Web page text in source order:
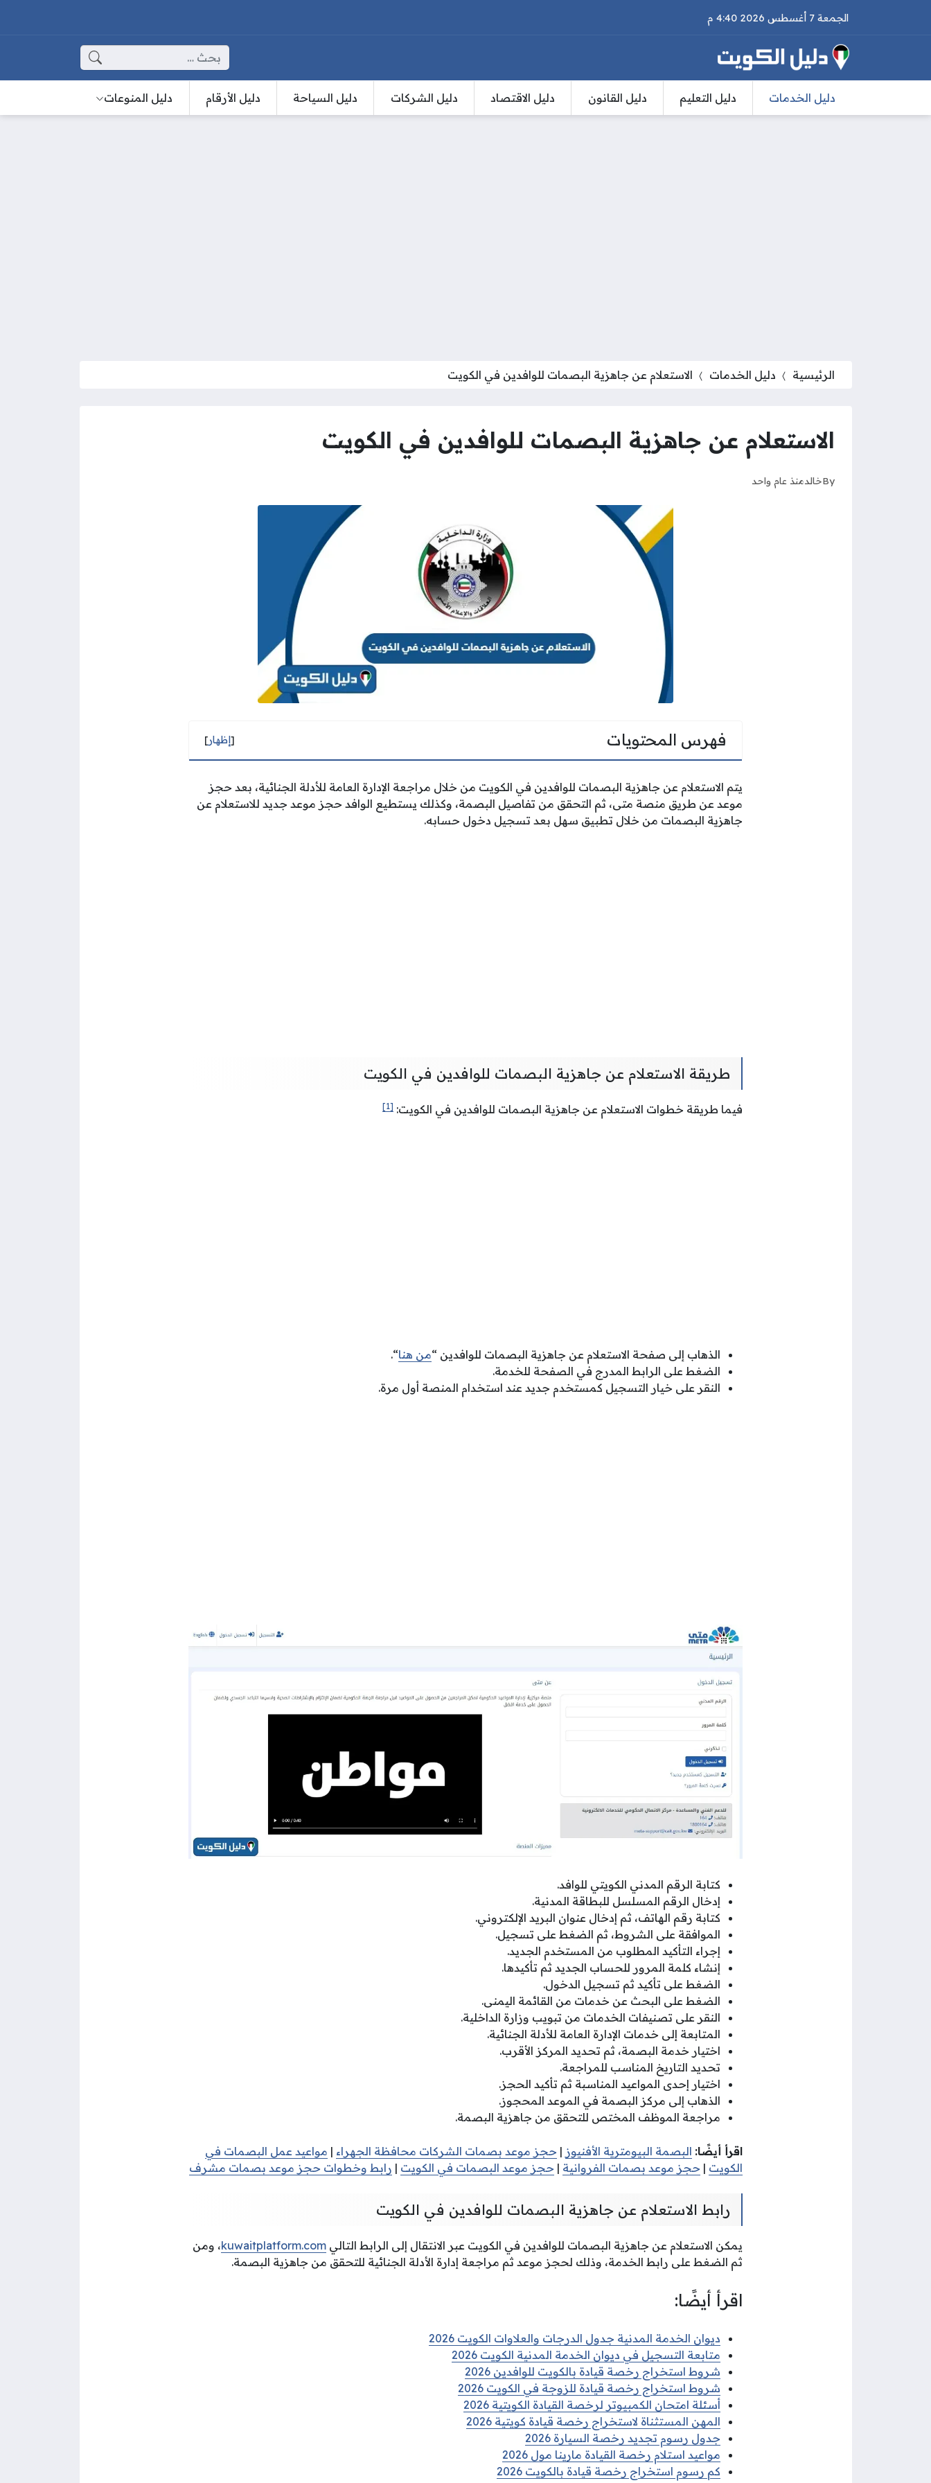
الجمعة 7 أغسطس 2026 4:40 م
البحث عن:
دليل الخدمات دليل التعليم دليل القانون دليل الاقتصاد دليل الشركات دليل السياحة دليل الأرقام دليل المنوعات
الرئيسية دليل الخدمات الاستعلام عن جاهزية البصمات للوافدين في الكويت
الاستعلام عن جاهزية البصمات للوافدين في الكويت
Byخالدمنذ عام واحد
فهرس المحتويات [إظهار]
يتم الاستعلام عن جاهزية البصمات للوافدين في الكويت من خلال مراجعة الإدارة العامة للأدلة الجنائية، بعد حجز
موعد عن طريق منصة متى، ثم التحقق من تفاصيل البصمة، وكذلك يستطيع الوافد حجز موعد جديد للاستعلام عن
جاهزية البصمات من خلال تطبيق سهل بعد تسجيل دخول حسابه.
طريقة الاستعلام عن جاهزية البصمات للوافدين في الكويت
فيما طريقة خطوات الاستعلام عن جاهزية البصمات للوافدين في الكويت: [1]
الذهاب إلى صفحة الاستعلام عن جاهزية البصمات للوافدين “من هنا“.
الضغط على الرابط المدرج في الصفحة للخدمة.
النقر على خيار التسجيل كمستخدم جديد عند استخدام المنصة أول مرة.
كتابة الرقم المدني الكويتي للوافد.
إدخال الرقم المسلسل للبطاقة المدنية.
كتابة رقم الهاتف، ثم إدخال عنوان البريد الإلكتروني.
الموافقة على الشروط، ثم الضغط على تسجيل.
إجراء التأكيد المطلوب من المستخدم الجديد.
إنشاء كلمة المرور للحساب الجديد ثم تأكيدها.
الضغط على تأكيد ثم تسجيل الدخول.
الضغط على البحث عن خدمات من القائمة اليمنى.
النقر على تصنيفات الخدمات من تبويب وزارة الداخلية.
المتابعة إلى خدمات الإدارة العامة للأدلة الجنائية.
اختيار خدمة البصمة، ثم تحديد المركز الأقرب.
تحديد التاريخ المناسب للمراجعة.
اختيار إحدى المواعيد المناسبة ثم تأكيد الحجز.
الذهاب إلى مركز البصمة في الموعد المحجوز.
مراجعة الموظف المختص للتحقق من جاهزية البصمة.
اقرأ أيضًا: البصمة البيومترية الأفنيوز | حجز موعد بصمات الشركات محافظة الجهراء | مواعيد عمل البصمات في
الكويت | حجز موعد بصمات الفروانية | حجز موعد البصمات في الكويت | رابط وخطوات حجز موعد بصمات مشرف
رابط الاستعلام عن جاهزية البصمات للوافدين في الكويت
يمكن الاستعلام عن جاهزية البصمات للوافدين في الكويت عبر الانتقال إلى الرابط التالي kuwaitplatform.com، ومن
ثم الضغط على رابط الخدمة، وذلك لحجز موعد ثم مراجعة إدارة الأدلة الجنائية للتحقق من جاهزية البصمة.
اقرأ أيضًا:
ديوان الخدمة المدنية جدول الدرجات والعلاوات الكويت 2026
متابعة التسجيل في ديوان الخدمة المدنية الكويت 2026
شروط استخراج رخصة قيادة بالكويت للوافدين 2026
شروط استخراج رخصة قيادة للزوجة في الكويت 2026
أسئلة امتحان الكمبيوتر لرخصة القيادة الكويتية 2026
المهن المستثناة لاستخراج رخصة قيادة كويتية 2026
جدول رسوم تجديد رخصة السيارة 2026
مواعيد استلام رخصة القيادة مارينا مول 2026
كم رسوم استخراج رخصة قيادة بالكويت 2026